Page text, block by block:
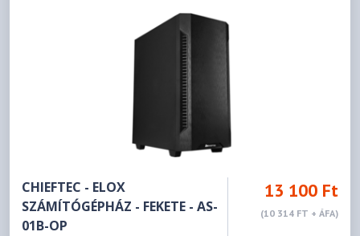
CHIEFTEC - ELOX
SZÁMÍTÓGÉPHÁZ - FEKETE - AS-
01B-OP
13 100 Ft
(10 314 FT + ÁFA)